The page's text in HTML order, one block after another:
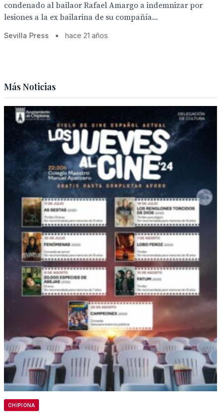
condenado al bailaor Rafael Amargo a indemnizar por
lesiones a la ex bailarina de su compañía...
Sevilla Press • hace 21 años
Más Noticias
CHIPIONA